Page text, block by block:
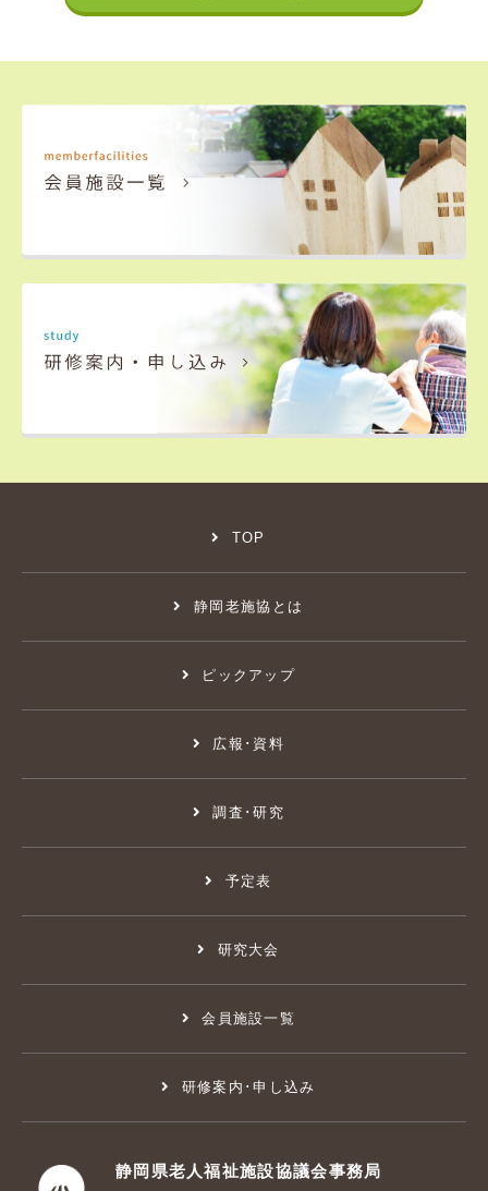
TOP
静岡老施協とは
ピックアップ
広報･資料
調査･研究
予定表
研究大会
会員施設一覧
研修案内･申し込み
静岡県老人福祉施設協議会事務局